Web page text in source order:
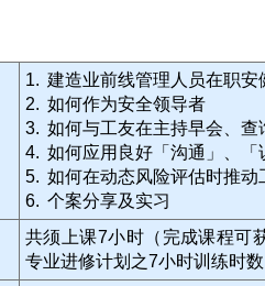
1. 建造业前线管理人员在职安
2. 如何作为安全领导者
3. 如何与工友在主持早会、
4. 如何应用良好「沟通」、「
5. 如何在动态风险评估时推动
6. 个案分享及实习
共须上课7小时（完成课程可
专业进修计划之7小时训练时